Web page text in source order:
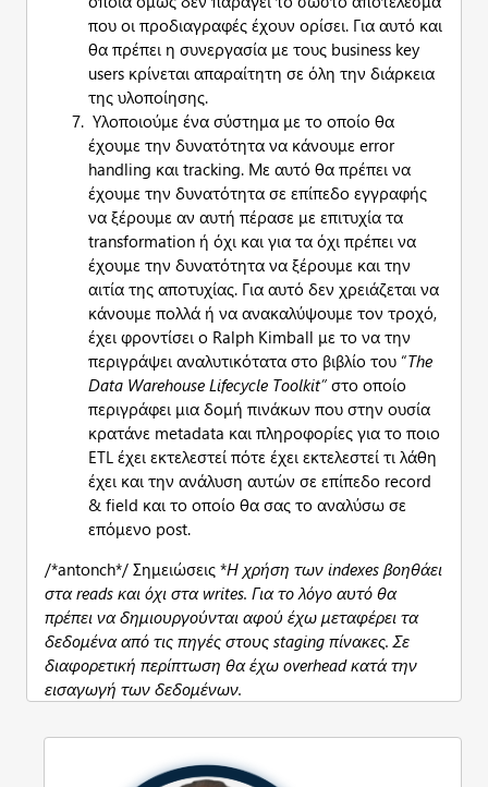
που οι προδιαγραφές έχουν ορίσει. Για αυτό και
θα πρέπει η συνεργασία με τους business key
users κρίνεται απαραίτητη σε όλη την διάρκεια
της υλοποίησης.
Υλοποιούμε ένα σύστημα με το οποίο θα
έχουμε την δυνατότητα να κάνουμε error
handling και tracking. Με αυτό θα πρέπει να
έχουμε την δυνατότητα σε επίπεδο εγγραφής
να ξέρουμε αν αυτή πέρασε με επιτυχία τα
transformation ή όχι και για τα όχι πρέπει να
έχουμε την δυνατότητα να ξέρουμε και την
αιτία της αποτυχίας. Για αυτό δεν χρειάζεται να
κάνουμε πολλά ή να ανακαλύψουμε τον τροχό,
έχει φροντίσει ο Ralph Kimball με το να την
περιγράψει αναλυτικότατα στο βιβλίο του “The
Data Warehouse Lifecycle Toolkit” στο οποίο
περιγράφει μια δομή πινάκων που στην ουσία
κρατάνε metadata και πληροφορίες για το ποιο
ETL έχει εκτελεστεί πότε έχει εκτελεστεί τι λάθη
έχει και την ανάλυση αυτών σε επίπεδο record
& field και το οποίο θα σας το αναλύσω σε
επόμενο post.
/*antonch*/ Σημειώσεις *Η χρήση των indexes βοηθάει
σταreads και όχι στα writes. Για το λόγο αυτό θα
πρέπει να δημιουργούνται αφού έχω μεταφέρει τα
δεδομένα από τις πηγές στους staging πίνακες. Σε
διαφορετική περίπτωση θα έχω overhead κατά την
εισαγωγή των δεδομένων.